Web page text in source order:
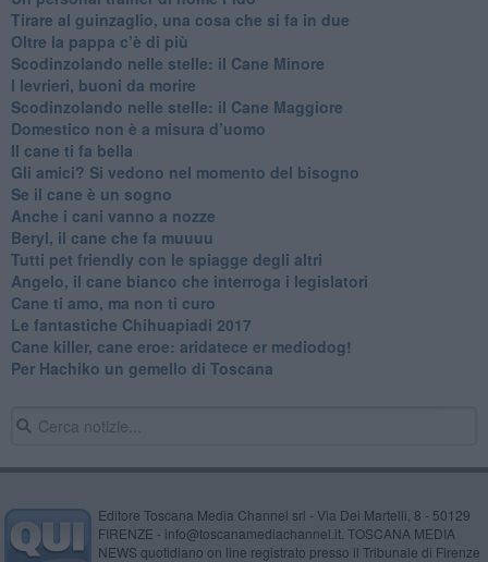
​Tirare al guinzaglio, una cosa che si fa in due
Oltre la pappa c’è di più
​Scodinzolando nelle stelle: il Cane Minore
​I levrieri, buoni da morire
Scodinzolando nelle stelle: il Cane Maggiore
Domestico non è a misura d’uomo
​Il cane ti fa bella
​Gli amici? Si vedono nel momento del bisogno
​Se il cane è un sogno
Anche i cani vanno a nozze
Beryl, il cane che fa muuuu
Tutti pet friendly con le spiagge degli altri
Angelo, il cane bianco che interroga i legislatori
​Cane ti amo, ma non ti curo
Le fantastiche Chihuapiadi 2017
Cane killer, cane eroe: aridatece er mediodog!
Per Hachiko un gemello di Toscana
Editore Toscana Media Channel srl - Via Dei Martelli, 8 - 50129
FIRENZE - info@toscanamediachannel.it. TOSCANA MEDIA
NEWS quotidiano on line registrato presso il Tribunale di Firenze